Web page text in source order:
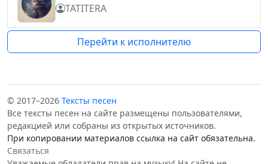
TATITERA
Перейти к исполнителю
© 2017–2026 Тексты песен
Все тексты песен на сайте размещены пользователями,
редакцией или собраны из открытых источников.
При копировании материалов ссылка на сайт обязательна.
Связаться